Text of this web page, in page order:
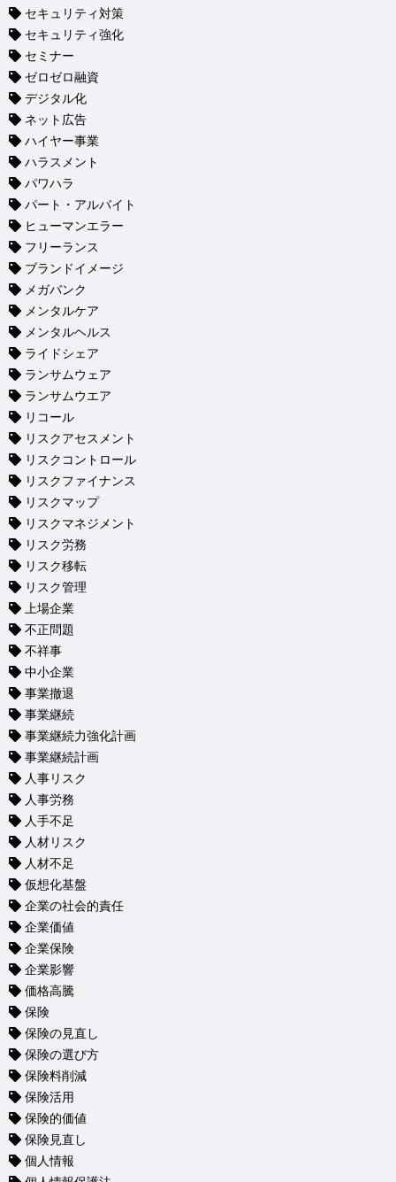
セキュリティ対策
セキュリティ強化
セミナー
ゼロゼロ融資
デジタル化
ネット広告
ハイヤー事業
ハラスメント
パワハラ
パート・アルバイト
ヒューマンエラー
フリーランス
ブランドイメージ
メガバンク
メンタルケア
メンタルヘルス
ライドシェア
ランサムウェア
ランサムウエア
リコール
リスクアセスメント
リスクコントロール
リスクファイナンス
リスクマップ
リスクマネジメント
リスク労務
リスク移転
リスク管理
上場企業
不正問題
不祥事
中小企業
事業撤退
事業継続
事業継続力強化計画
事業継続計画
人事リスク
人事労務
人手不足
人材リスク
人材不足
仮想化基盤
企業の社会的責任
企業価値
企業保険
企業影響
価格高騰
保険
保険の見直し
保険の選び方
保険料削減
保険活用
保険的価値
保険見直し
個人情報